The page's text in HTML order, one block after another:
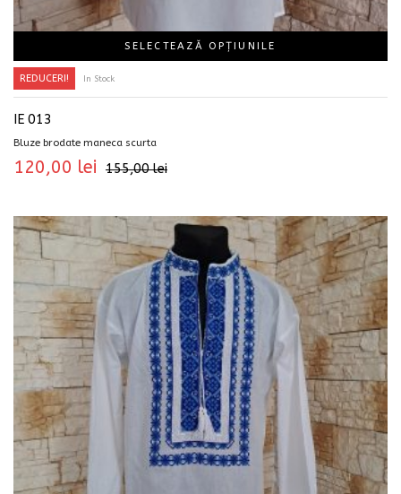
SELECTEAZĂ OPȚIUNILE
REDUCERI! In Stock
IE 013
Bluze brodate maneca scurta
155,00lei
120,00 lei